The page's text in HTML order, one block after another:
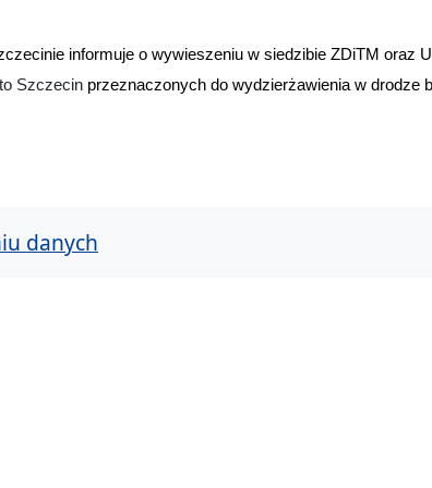
informuje o wywieszeniu w siedzibie ZDiTM oraz
Szczecin przeznaczonych do wydzierżawienia w drodze
danych